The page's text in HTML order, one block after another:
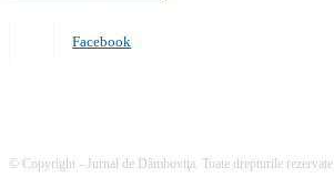
Facebook
© Copyright - Jurnal de Dâmboviţa. Toate drepturile rezervate